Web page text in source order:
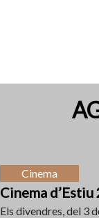
Cinema
Cinema
Els divendres, del 3